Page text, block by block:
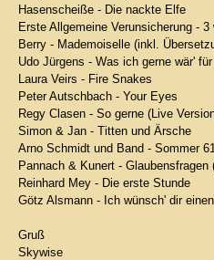
Hasenscheiße - Die nackte Elfe
Erste Allgemeine Verunsicherung - 3
Berry - Mademoiselle (inkl.
Udo Jürgens - Was ich gerne wär'
Laura Veirs - Fire Snakes
Peter Autschbach - Your Eyes
Regy Clasen - So gerne (Live
Simon & Jan - Titten und Ärsche
Arno Schmidt und Band - Sommer
Pannach & Kunert - Glaubensfragen
Reinhard Mey - Die erste Stunde
Götz Alsmann - Ich wünsch' dir
Gruß
Skywise